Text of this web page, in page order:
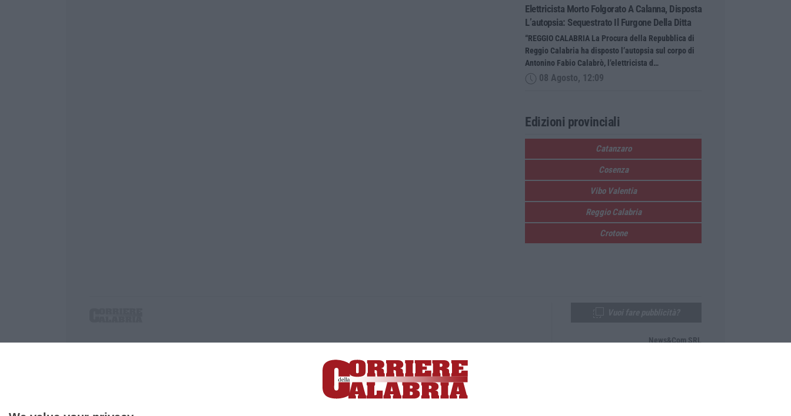
Elettricista Morto Folgorato A Calanna, Disposta
L’autopsia: Sequestrato Il Furgone Della Ditta
“REGGIO CALABRIA La Procura della Repubblica di
Reggio Calabria ha disposto l’autopsia sul corpo di
Antonino Fabio Calabrò, l’elettricista d…
08 Agosto, 12:09
Edizioni provinciali
Catanzaro
Cosenza
Vibo Valentia
Reggio Calabria
Crotone
P.IVA. 03199620794, Via del mare 6/G, S.Eufemia, Lamezia Terme (CZ)
Iscrizione tribunale di Lamezia Terme 5/2011 - Direttore responsabile Paola Militano |Privacy
News&Com SRL